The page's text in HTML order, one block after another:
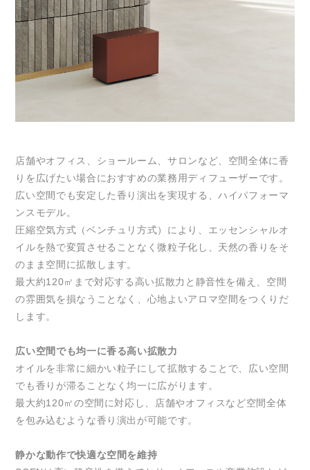
店舗やオフィス、ショールーム、サロンなど、空間全体に香
りを広げたい場合におすすめの業務用ディフューザーです。
広い空間でも安定した香り演出を実現する、ハイパフォーマ
ンスモデル。
圧縮空気方式（ベンチュリ方式）により、エッセンシャルオ
イルを熱で変質させることなく微粒子化し、天然の香りをそ
のまま空間に拡散します。
最大約120㎡まで対応する高い拡散力と静音性を備え、空間
の雰囲気を損なうことなく、心地よいアロマ空間をつくりだ
します。
広い空間でも均一に香る高い拡散力
オイルを非常に細かい粒子にして拡散することで、広い空間
でも香りが滞ることなく均一に広がります。
最大約120㎡の空間に対応し、店舗やオフィスなど空間全体
を包み込むような香り演出が可能です。
静かな動作で快適な空間を維持